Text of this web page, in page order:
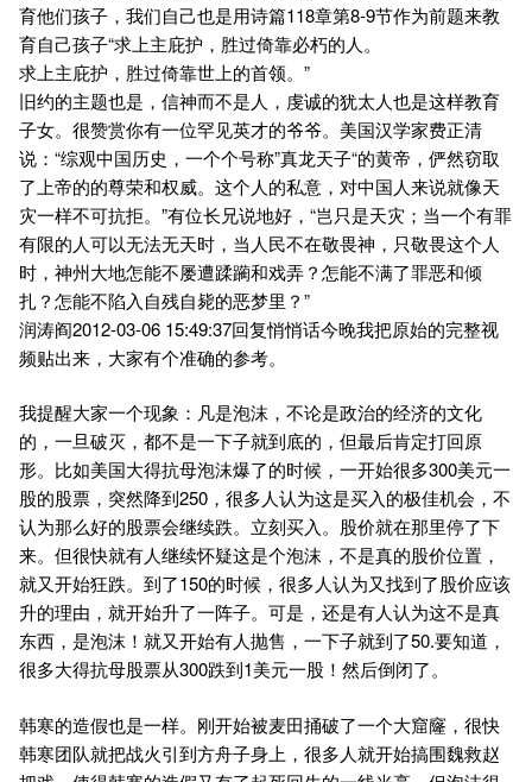
育他们孩子，我们自己也是用诗篇118章第8-9节作为前题来教
育自己孩子“求上主庇护，胜过倚靠必朽的人。
求上主庇护，胜过倚靠世上的首领。”
旧约的主题也是，信神而不是人，虔诚的犹太人也是这样教育
子女。很赞赏你有一位罕见英才的爷爷。美国汉学家费正清
说：“综观中国历史，一个个号称”真龙天子“的黄帝，俨然窃取
了上帝的的尊荣和权威。这个人的私意，对中国人来说就像天
灾一样不可抗拒。”有位长兄说地好，“岂只是天灾；当一个有罪
有限的人可以无法无天时，当人民不在敬畏神，只敬畏这个人
时，神州大地怎能不屡遭蹂躏和戏弄？怎能不满了罪恶和倾
扎？怎能不陷入自残自毙的恶梦里？”
润涛阎2012-03-06 15:49:37回复悄悄话今晚我把原始的完整视
频贴出来，大家有个准确的参考。
我提醒大家一个现象：凡是泡沫，不论是政治的经济的文化
的，一旦破灭，都不是一下子就到底的，但最后肯定打回原
形。比如美国大得抗母泡沫爆了的时候，一开始很多300美元一
股的股票，突然降到250，很多人认为这是买入的极佳机会，不
认为那么好的股票会继续跌。立刻买入。股价就在那里停了下
来。但很快就有人继续怀疑这是个泡沫，不是真的股价位置，
就又开始狂跌。到了150的时候，很多人认为又找到了股价应该
升的理由，就开始升了一阵子。可是，还是有人认为这不是真
东西，是泡沫！就又开始有人抛售，一下子就到了50.要知道，
很多大得抗母股票从300跌到1美元一股！然后倒闭了。
韩寒的造假也是一样。刚开始被麦田捅破了一个大窟窿，很快
韩寒团队就把战火引到方舟子身上，很多人就开始搞围魏救赵